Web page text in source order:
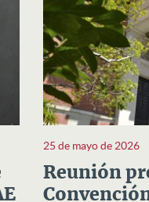
25 de mayo de 2026
Reunión